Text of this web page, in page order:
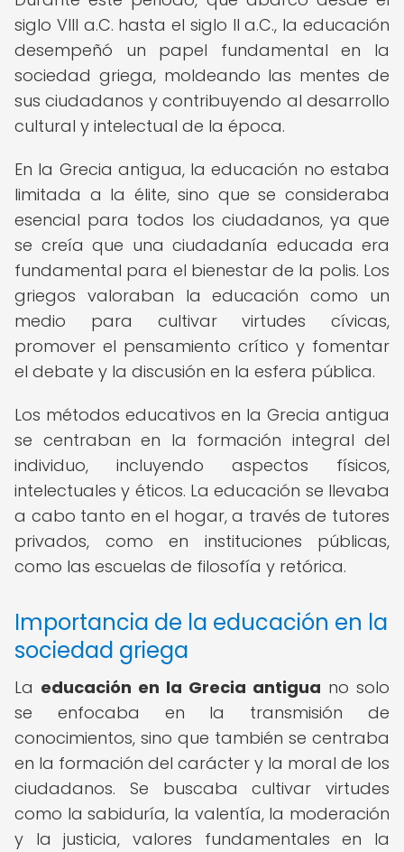
siglo VIII a.C. hasta el siglo II a.C., la educación
desempeñó un papel fundamental en la
sociedad griega, moldeando las mentes de
sus ciudadanos y contribuyendo al desarrollo
cultural y intelectual de la época.
En la Grecia antigua, la educación no estaba
limitada a la élite, sino que se consideraba
esencial para todos los ciudadanos, ya que
se creía que una ciudadanía educada era
fundamental para el bienestar de la polis. Los
griegos valoraban la educación como un
medio para cultivar virtudes cívicas,
promover el pensamiento crítico y fomentar
el debate y la discusión en la esfera pública.
Los métodos educativos en la Grecia antigua
se centraban en la formación integral del
individuo, incluyendo aspectos físicos,
intelectuales y éticos. La educación se llevaba
a cabo tanto en el hogar, a través de tutores
privados, como en instituciones públicas,
como las escuelas de filosofía y retórica.
Importancia de la educación en la
sociedad griega
La educación en la Grecia antigua no solo
se enfocaba en la transmisión de
conocimientos, sino que también se centraba
en la formación del carácter y la moral de los
ciudadanos. Se buscaba cultivar virtudes
como la sabiduría, la valentía, la moderación
y la justicia, valores fundamentales en la